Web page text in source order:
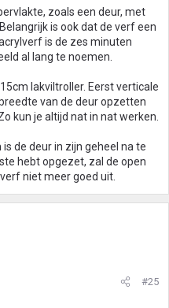
zoals een deur, met
is ook dat de verf een
is de zes minuten
al lang te noemen.
lakviltroller. Eerst verticale
van de deur opzetten
kun je altijd nat in nat werken.
de deur in zijn geheel na te
hebt opgezet, zal de open
niet meer goed uit.
#25